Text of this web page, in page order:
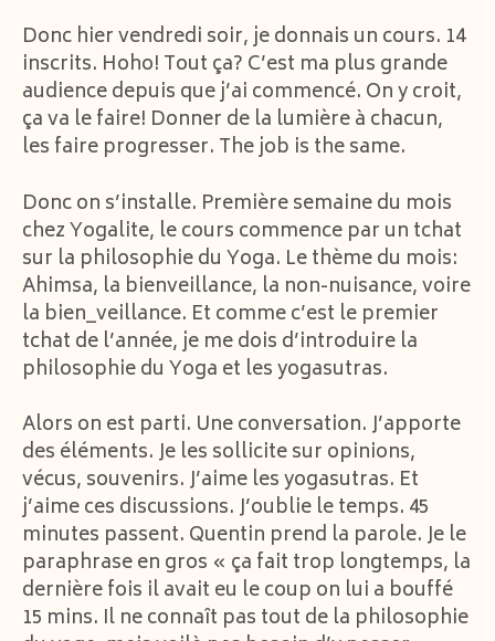
Donc hier vendredi soir, je donnais un cours. 14
inscrits. Hoho! Tout ça? C’est ma plus grande
audience depuis que j’ai commencé. On y croit,
ça va le faire! Donner de la lumière à chacun,
les faire progresser. The job is the same.
Donc on s’installe. Première semaine du mois
chez Yogalite, le cours commence par un tchat
sur la philosophie du Yoga. Le thème du mois:
Ahimsa, la bienveillance, la non-nuisance, voire
la bien_veillance. Et comme c’est le premier
tchat de l’année, je me dois d’introduire la
philosophie du Yoga et les yogasutras.
Alors on est parti. Une conversation. J’apporte
des éléments. Je les sollicite sur opinions,
vécus, souvenirs. J’aime les yogasutras. Et
j’aime ces discussions. J’oublie le temps. 45
minutes passent. Quentin prend la parole. Je le
paraphrase en gros « ça fait trop longtemps, la
dernière fois il avait eu le coup on lui a bouffé
15 mins. Il ne connaît pas tout de la philosophie